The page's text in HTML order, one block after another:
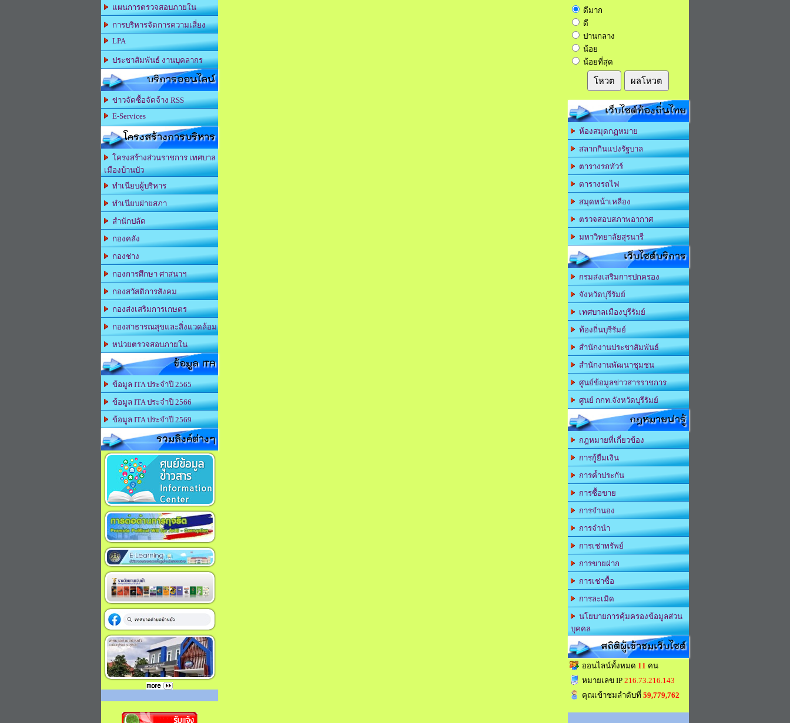
แผนการตรวจสอบภายใน
การบริหารจัดการความเสี่ยง
LPA
ประชาสัมพันธ์ งานบุคลากร
บริการออนไลน์
ข่าวจัดซื้อจัดจ้าง RSS
E-Services
โครงสร้างการบริหาร
โครงสร้างส่วนราชการ เทศบาล
เมืองบ้านบัว
ทำเนียบผู้บริหาร
ทำเนียบฝ่ายสภา
สำนักปลัด
กองคลัง
กองช่าง
กองการศึกษา ศาสนาฯ
กองสวัสดิการสังคม
กองส่งเสริมการเกษตร
กองสาธารณสุขและสิ่งแวดล้อม
หน่วยตรวจสอบภายใน
ข้อมูล ITA
ข้อมูล ITA ประจำปี 2565
ข้อมูล ITA ประจำปี 2566
ข้อมูล ITA ประจำปี 2569
รวมลิงค์ต่างๆ
ดีมาก
ดี
ปานกลาง
น้อย
น้อยที่สุด
โหวต ผลโหวต
เว็บไซต์ท้องถิ่นไทย
ห้องสมุดกฏหมาย
สลากกินแบ่งรัฐบาล
ตารางรถทัวร์
ตารางรถไฟ
สมุดหน้าเหลือง
ตรวจสอบสภาพอากาศ
มหาวิทยาลัยสุรนารี
เว็บไซต์บริการ
กรมส่งเสริมการปกครอง
จังหวัดบุรีรัมย์
เทศบาลเมืองบุรีรัมย์
ท้องถิ่นบุรีรัมย์
สำนักงานประชาสัมพันธ์
สำนักงานพัฒนาชุมชน
ศูนย์ข้อมูลข่าวสารราชการ
ศูนย์ กกท.จังหวัดบุรีรัมย์
กฎหมายน่ารู้
กฎหมายที่เกี่ยวข้อง
การกู้ยืมเงิน
การค้ำประกัน
การซื้อขาย
การจำนอง
การจำนำ
การเช่าทรัพย์
การขายฝาก
การเช่าซื้อ
การละเมิด
นโยบายการคุ้มครองข้อมูลส่วน
บุคคล
สถิติผู้เข้าชมเว็บไซต์
ออนไลน์ทั้งหมด 11 คน
หมายเลข IP 216.73.216.143
คุณเข้าชมลำดับที่ 59,779,762